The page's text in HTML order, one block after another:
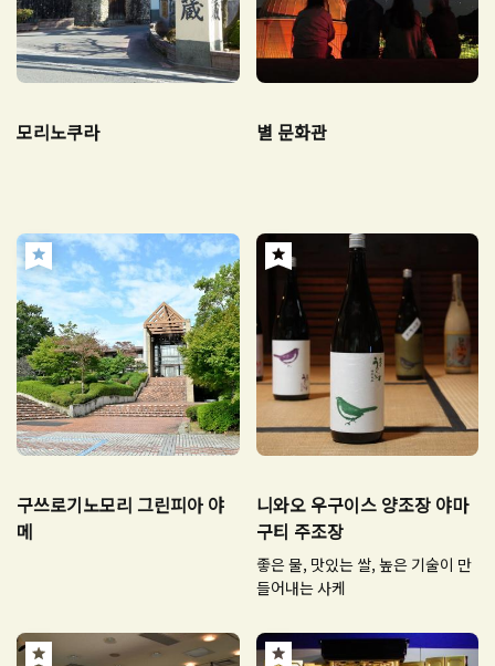
모리노쿠라 별 문화관
구쓰로기노모리 그린피아 야
메
니와오 우구이스 양조장 야마
구티 주조장
좋은 물, 맛있는 쌀, 높은 기술이 만
들어내는 사케